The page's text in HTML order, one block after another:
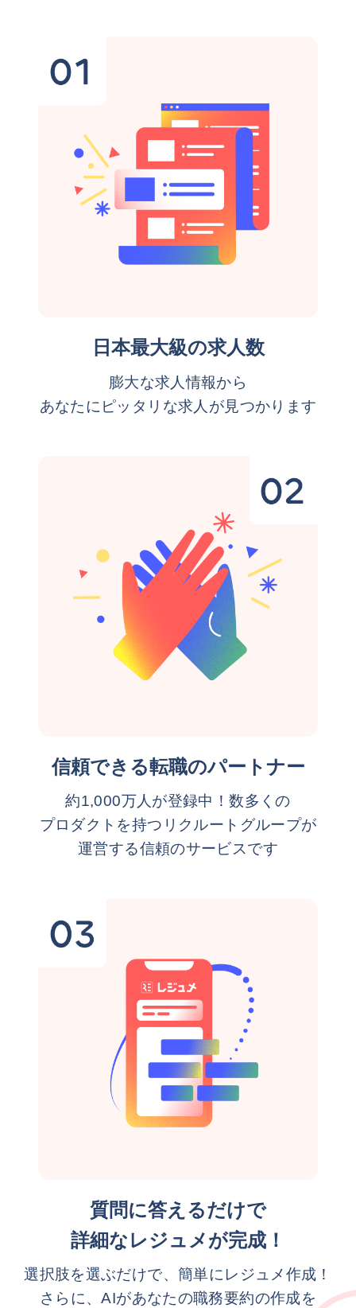
日本最大級の求人数
膨大な求人情報から
あなたにピッタリな求人が見つかります
信頼できる転職のパートナー
約1,000万人が登録中！数多くの
プロダクトを持つリクルートグループが
運営する信頼のサービスです
質問に答えるだけで
詳細なレジュメが完成！
選択肢を選ぶだけで、簡単にレジュメ作成！
さらに、AIがあなたの職務要約の作成を